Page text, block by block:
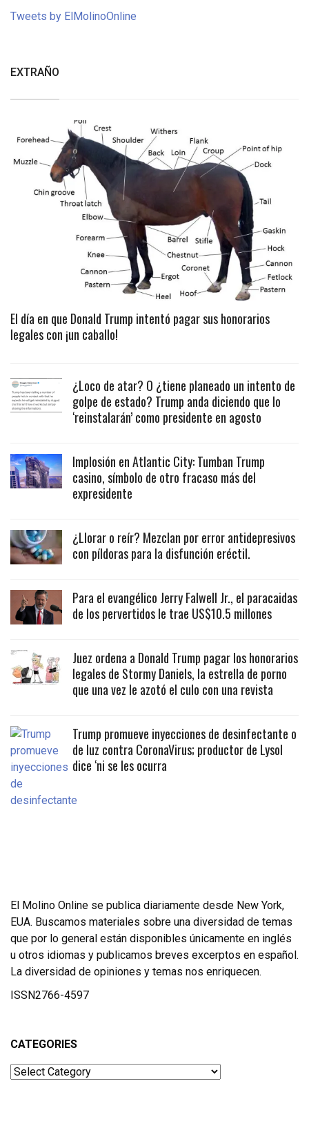
Tweets by ElMolinoOnline
EXTRAÑO
El día en que Donald Trump intentó pagar sus honorarios
legales con ¡un caballo!
¿Loco de atar? O ¿tiene planeado un intento de
golpe de estado? Trump anda diciendo que lo
‘reinstalarán’ como presidente en agosto
Implosión en Atlantic City: Tumban Trump
casino, símbolo de otro fracaso más del
expresidente
¿Llorar o reír? Mezclan por error antidepresivos
con píldoras para la disfunción eréctil.
Para el evangélico Jerry Falwell Jr., el paracaidas
de los pervertidos le trae US$10.5 millones
Juez ordena a Donald Trump pagar los honorarios
legales de Stormy Daniels, la estrella de porno
que una vez le azotó el culo con una revista
Trump promueve inyecciones de desinfectante o
de luz contra CoronaVirus; productor de Lysol
dice ‘ni se les ocurra
El Molino Online se publica diariamente desde New York,
EUA. Buscamos materiales sobre una diversidad de temas
que por lo general están disponibles únicamente en inglés
u otros idiomas y publicamos breves excerptos en español.
La diversidad de opiniones y temas nos enriquecen.
ISSN2766-4597
CATEGORIES
Categories